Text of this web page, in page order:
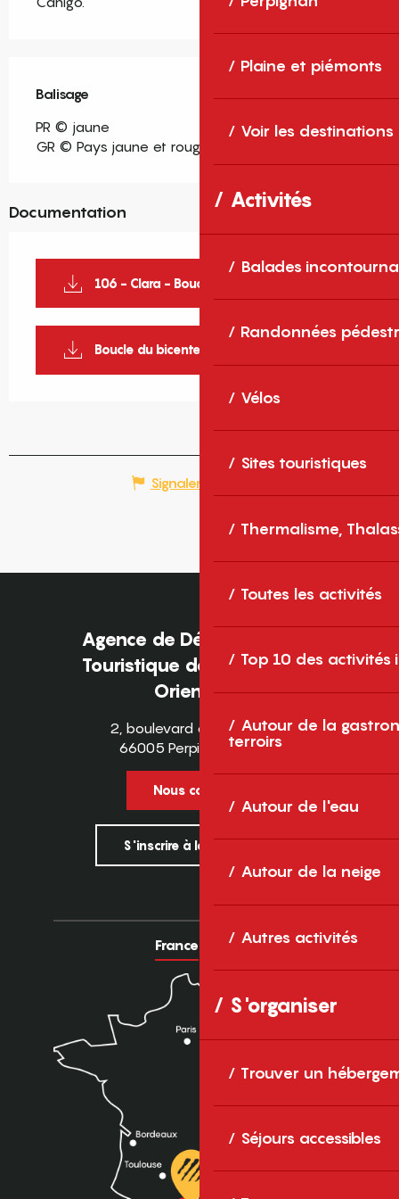
Plaine et piémonts
Voir les destinations
Activités
Balades
Randonnées
Vélos
Sites touristiques
Thermalisme,
Toutes les activités
Top 10 des activités
Autour de la
terroirs
Autour de l'eau
Autour de la neige
Autres activités
S'organiser
Trouver un
Séjours accessibles
Balisage
PR © jaune
GR © Pays jaune et rouge
Documentation
106 - Clara - Boucle du bicentenaire
Boucle du bicentenaire_1
Signaler une erreur
Agence de Développement
Touristique des Pyrénées-
Orientales
2, boulevard des Pyrénées
66005 Perpignan Cedex
Nous contacter
S'inscrire à la newsletter
France Europe